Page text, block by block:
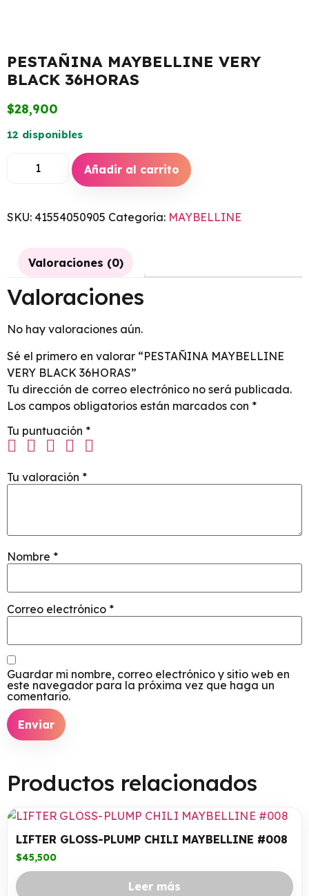
PESTAÑINA MAYBELLINE VERY
BLACK 36HORAS
$28,900
12 disponibles
Añadir al carrito
SKU: 41554050905 Categoría: MAYBELLINE
Valoraciones (0)
Valoraciones
No hay valoraciones aún.
Sé el primero en valorar “PESTAÑINA MAYBELLINE
VERY BLACK 36HORAS”
Tu dirección de correo electrónico no será publicada.
Los campos obligatorios están marcados con *
Tu puntuación *
Tu valoración *
Nombre *
Correo electrónico *
Guardar mi nombre, correo electrónico y sitio web en
este navegador para la próxima vez que haga un
comentario.
Productos relacionados
LIFTER GLOSS-PLUMP CHILI MAYBELLINE #008
$45,500
Leer más